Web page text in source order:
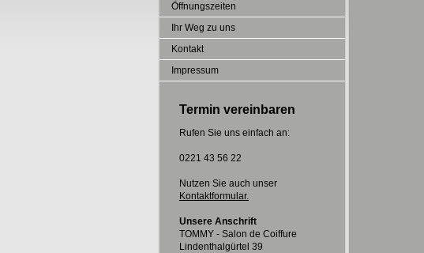
Öffnungszeiten
Ihr Weg zu uns
Kontakt
Impressum
Termin vereinbaren
Rufen Sie uns einfach an:
0221 43 56 22
Nutzen Sie auch unser
Kontaktformular.
Unsere Anschrift
TOMMY - Salon de Coiffure
Lindenthalgürtel 39